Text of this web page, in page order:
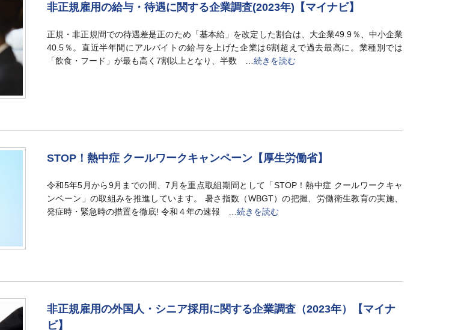
非正規雇用の給与・待遇に関する企業調査(2023年)【マイナビ】
正規・非正規間での待遇差是正のため「基本給」を改定した割合は、大企業49.9％、中小企業
40.5％。直近半年間にアルバイトの給与を上げた企業は6割超えで過去最高に。業種別では
「飲食・フード」が最も高く7割以上となり、半数 …続きを読む
STOP！熱中症 クールワークキャンペーン【厚生労働省】
令和5年5月から9月までの間、7月を重点取組期間として「STOP！熱中症 クールワークキャ
ンペーン」の取組みを推進しています。 暑さ指数（WBGT）の把握、労働衛生教育の実施、
発症時・緊急時の措置を徹底! 令和４年の速報 …続きを読む
非正規雇用の外国人・シニア採用に関する企業調査（2023年）【マイナ
ビ】